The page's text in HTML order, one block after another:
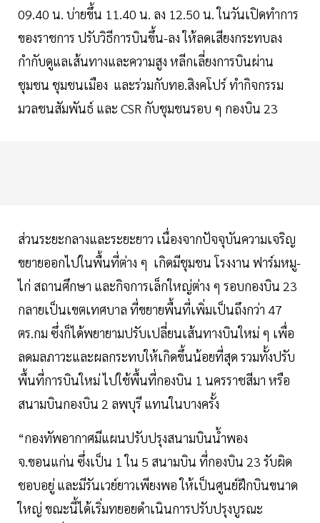
09.40 น. บ่ายขึ้น 11.40 น. ลง 12.50 น. ในวันเปิดทำการ
ของราชการ ปรับวิธีการบินขึ้น-ลง ให้ลดเสียงกระทบลง
กำกับดูแลเส้นทางและความสูง หลีกเลี่ยงการบินผ่าน
ชุมชน ชุมชนเมือง และร่วมกับทอ.สิงคโปร์ ทำกิจกรรม
มวลชนสัมพันธ์ และ CSR กับชุมชนรอบ ๆ กองบิน 23
ส่วนระยะกลางและระยะยาว เนื่องจากปัจจุบันความเจริญ
ขยายออกไปในพื้นที่ต่าง ๆ เกิดมีชุมชน โรงงาน ฟาร์มหมู-
ไก่ สถานศึกษา และกิจการเล็กใหญ่ต่าง ๆ รอบกองบิน 23
กลายเป็นเขตเทศบาล ที่ขยายพื้นที่เพิ่มเป็นถึงกว่า 47
ตร.กม ซึ่งก็ได้พยายามปรับเปลี่ยนเส้นทางบินใหม่ ๆ เพื่อ
ลดมลภาวะและผลกระทบให้เกิดขึ้นน้อยที่สุด รวมทั้งปรับ
พื้นที่การบินใหม่ ไปใช้พื้นที่กองบิน 1 นครราชสีมา หรือ
สนามบินกองบิน 2 ลพบุรี แทนในบางครั้ง
“กองทัพอากาศมีแผนปรับปรุงสนามบินน้ำพอง
จ.ขอนแก่น ซึ่งเป็น 1 ใน 5 สนามบิน ที่กองบิน 23 รับผิด
ชอบอยู่ และมีรันเวย์ยาวเพียงพอ ให้เป็นศูนย์ฝึกบินขนาด
ใหญ่ ขณะนี้ได้เริ่มทยอยดำเนินการปรับปรุงบูรณะ